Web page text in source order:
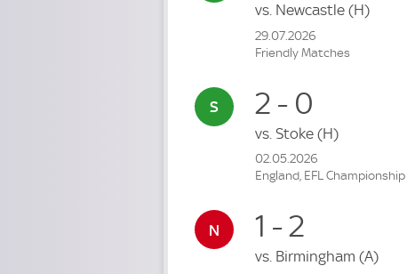
vs. Newcastle (H)
29.07.2026
Friendly Matches
2 - 0
vs. Stoke (H)
02.05.2026
England, EFL Championship
1 - 2
vs. Birmingham (A)